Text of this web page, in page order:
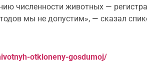
численности животных —
мы не допустим», — сказал
otkloneny-gosdumoj/